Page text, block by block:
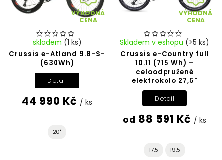
VÝHODNÁ
CENA
Crussis e-Atland 9.8-S-
(630Wh)
skladem (1 ks)
44 990 Kč / ks
Detail
20"
VÝHODNÁ
CENA
Crussis e-Country full
10.11 (715 Wh) –
celoodpružené
elektrokolo 27,5"
Skladem v eshopu (>5 ks)
od 88 591 Kč / ks
Detail
17,5 19,5